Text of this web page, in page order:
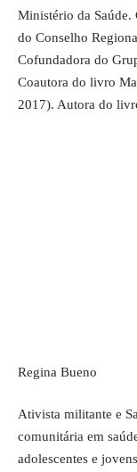
Ministério da Saúde.
do Conselho
Cofundadora do
Coautora do livro
2017). Autora do
Regina Bueno
Ativista militante e
comunitária em
adolescentes e